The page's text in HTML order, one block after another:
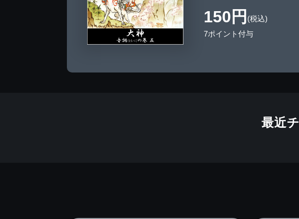
150円 (税込)
7ポイント付与
最近